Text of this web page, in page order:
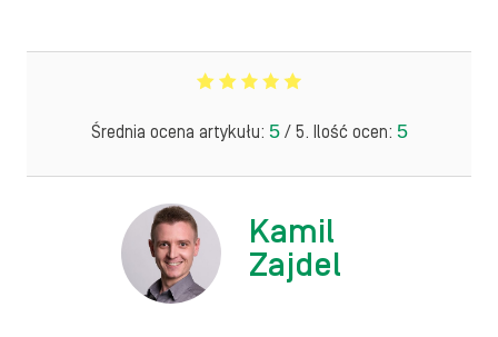
Średnia ocena artykułu: 5/ 5. Ilość ocen: 5
Kamil
Zajdel